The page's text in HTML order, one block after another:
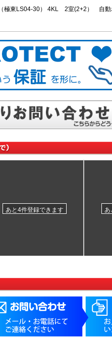
（極東LS04-30） 4KL 2室(2+2）
あと4件登録できます あ